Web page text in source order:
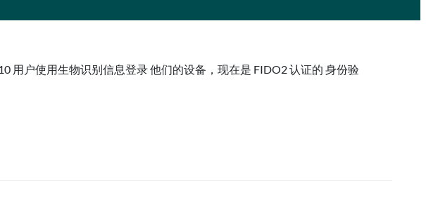
用户使用生物识别信息登录 他们的设备，现在是 FIDO2 认证的 身份验